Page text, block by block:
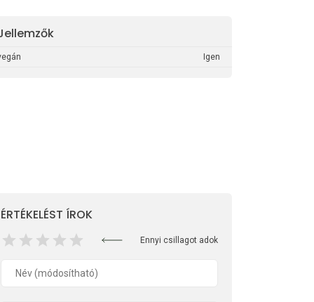
Igen
ÉRTÉKELÉST ÍROK
Ennyi csillagot adok